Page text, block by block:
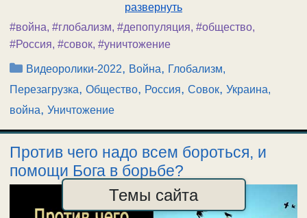
развернуть
#война, #глобализм, #депопуляция, #общество,
#Россия, #совок, #уничтожение
Рубрики
Видеоролики-2022, Война, Глобализм,
Перезагрузка, Общество, Россия, Совок, Украина,
война, Уничтожение
Против чего надо всем бороться, и
помощи Бога в борьбе?
Темы сайта